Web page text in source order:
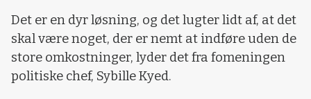
Det er en dyr løsning, og det lugter lidt af, at det
skal være noget, der er nemt at indføre uden de
store omkostninger, lyder det fra fomeningen
politiske chef, Sybille Kyed.